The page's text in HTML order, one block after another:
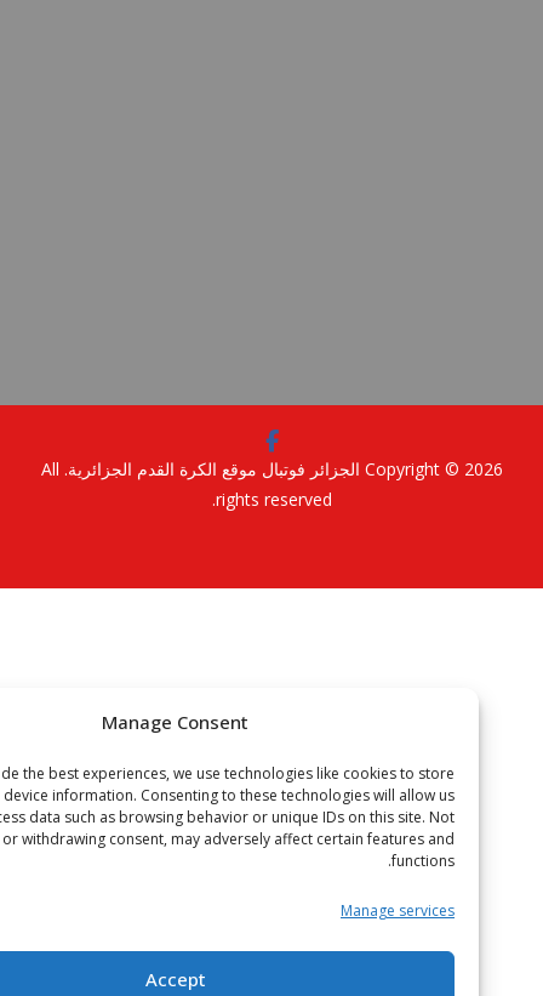
Manage Consent
To provide the best experiences, we use technologies like cookies to store
access device information. Consenting to these technologies will allow us
to process data such as browsing behavior or unique IDs on this site. Not
or withdrawing consent, may adversely affect certain features and
Manage services
Copyright © الجزائر فوتبال موقع الكرة القدم الجزائرية
. All
rights reserved.